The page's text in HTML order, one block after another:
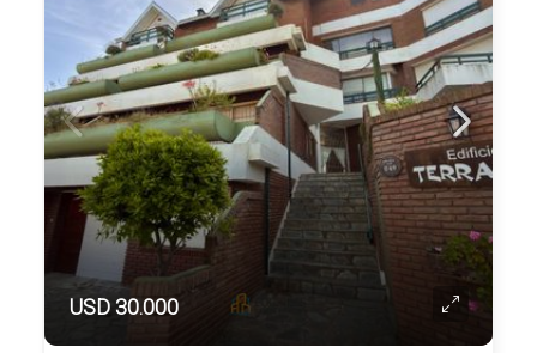
USD 30.000